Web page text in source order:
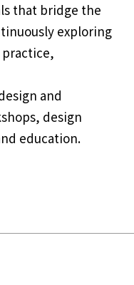
that bridge the
exploring
and
design